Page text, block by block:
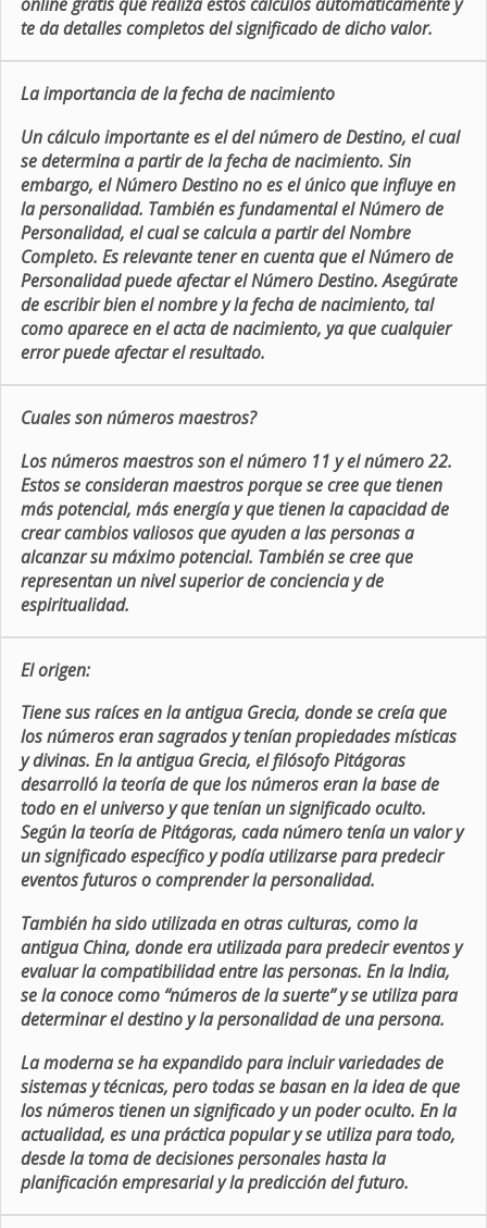
te da detalles completos del significado de dicho valor.
La importancia de la fecha de nacimiento
Un cálculo importante es el del número de Destino, el cual
se determina a partir de la fecha de nacimiento. Sin
embargo, el Número Destino no es el único que influye en
la personalidad. También es fundamental el Número de
Personalidad, el cual se calcula a partir del Nombre
Completo. Es relevante tener en cuenta que el Número de
Personalidad puede afectar el Número Destino. Asegúrate
de escribir bien el nombre y la fecha de nacimiento, tal
como aparece en el acta de nacimiento, ya que cualquier
error puede afectar el resultado.
Cuales son números maestros?
Los números maestros son el número 11 y el número 22.
Estos se consideran maestros porque se cree que tienen
más potencial, más energía y que tienen la capacidad de
crear cambios valiosos que ayuden a las personas a
alcanzar su máximo potencial. También se cree que
representan un nivel superior de conciencia y de
espiritualidad.
El origen:
Tiene sus raíces en la antigua Grecia, donde se creía que
los números eran sagrados y tenían propiedades místicas
y divinas. En la antigua Grecia, el filósofo Pitágoras
desarrolló la teoría de que los números eran la base de
todo en el universo y que tenían un significado oculto.
Según la teoría de Pitágoras, cada número tenía un valor y
un significado específico y podía utilizarse para predecir
eventos futuros o comprender la personalidad.
También ha sido utilizada en otras culturas, como la
antigua China, donde era utilizada para predecir eventos y
evaluar la compatibilidad entre las personas. En la India,
se la conoce como “números de la suerte” y se utiliza para
determinar el destino y la personalidad de una persona.
La moderna se ha expandido para incluir variedades de
sistemas y técnicas, pero todas se basan en la idea de que
los números tienen un significado y un poder oculto. En la
actualidad, es una práctica popular y se utiliza para todo,
desde la toma de decisiones personales hasta la
planificación empresarial y la predicción del futuro.